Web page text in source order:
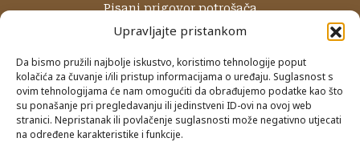
Upravljajte pristankom
Da bismo pružili najbolje iskustvo, koristimo tehnologije poput
kolačića za čuvanje i/ili pristup informacijama o uređaju. Suglasnost s
ovim tehnologijama će nam omogućiti da obrađujemo podatke kao što
su ponašanje pri pregledavanju ili jedinstveni ID-ovi na ovoj web
stranici. Nepristanak ili povlačenje suglasnosti može negativno utjecati
na određene karakteristike i funkcije.
Pisani prigovor potrošača
Reklamacije i povrati
NAČINI PLAĆANJA
Gotovinom prilikom preuzimanja
Internet bankarstvom